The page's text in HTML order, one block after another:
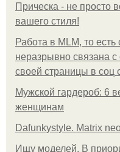
Прическа - не просто
вашего стиля!
Работа в MLM, то
неразрывно связана с
своей страницы в соц
Мужской гардероб: 6
женщинам
Dafunkystyle. Matrix
Ищу моделей. В